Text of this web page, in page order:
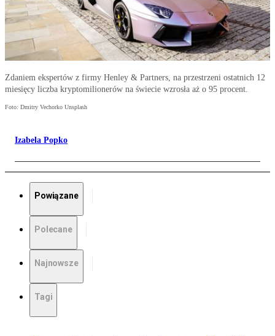
Zdaniem ekspertów z firmy Henley & Partners, na przestrzeni ostatnich 12
miesięcy liczba kryptomilionerów na świecie wzrosła aż o 95 procent.
Foto: Dmitry Vechorko Unsplash
Izabela Popko
Powiązane
Polecane
Najnowsze
Tagi